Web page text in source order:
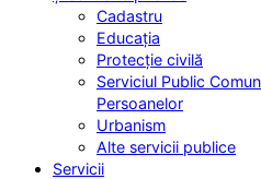
Cadastru
Educația
Protecție civilă
Serviciul Public
Persoanelor
Urbanism
Alte servicii publice
Servicii